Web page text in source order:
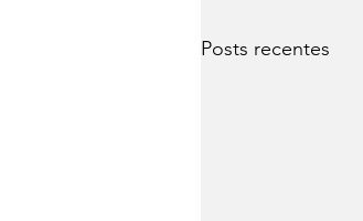
Posts recentes